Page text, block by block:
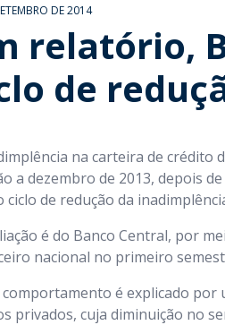
DE 2014
relatório,
de
na carteira de crédito
a dezembro de 2013, depois
ciclo de redução da
é do Banco Central, por
nacional no primeiro
comportamento é explicado
privados, cuja diminuição no